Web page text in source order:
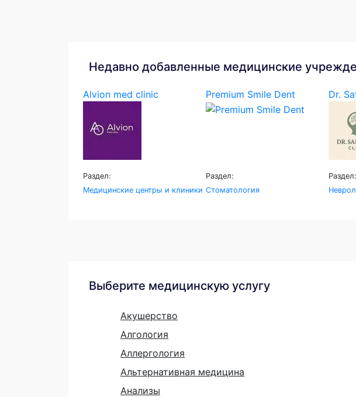
Недавно добавленные медицинские
Alvion med clinic
Раздел:
Медицинские центры и клиники
Premium Smile Dent
Раздел:
Стоматология
Dr.
Раздел:
Выберите медицинскую услугу
Акушерство
Алгология
Аллергология
Альтернативная медицина
Анализы